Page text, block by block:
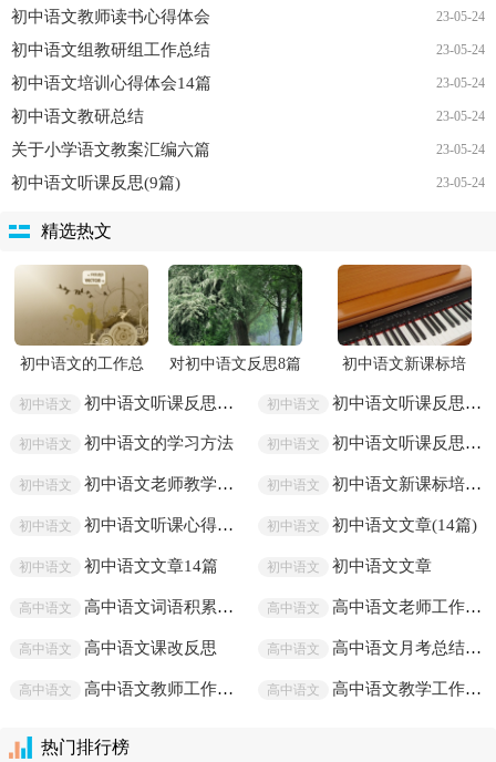
23-05-24
初中语文教师读书心得体会
23-05-24
初中语文组教研组工作总结
23-05-24
初中语文培训心得体会14篇
23-05-24
初中语文教研总结
23-05-24
关于小学语文教案汇编六篇
23-05-24
初中语文听课反思(9篇)
精选热文
初中语文的工作总
对初中语文反思8篇
初中语文新课标培
初中语文 初中语文听课反思9篇 初中语文 初中语文听课反思(合集9篇)
初中语文 初中语文的学习方法 初中语文 初中语文听课反思(集合9篇)
初中语文 初中语文老师教学工作总结15篇 初中语文 初中语文新课标培训心得13篇
初中语文 初中语文听课心得体会15篇 初中语文 初中语文文章(14篇)
初中语文 初中语文文章14篇 初中语文 初中语文文章
高中语文 高中语文词语积累4篇 高中语文 高中语文老师工作总结
高中语文 高中语文课改反思 高中语文 高中语文月考总结精选6篇
高中语文 高中语文教师工作总结精选15篇 高中语文 高中语文教学工作总结15篇
热门排行榜